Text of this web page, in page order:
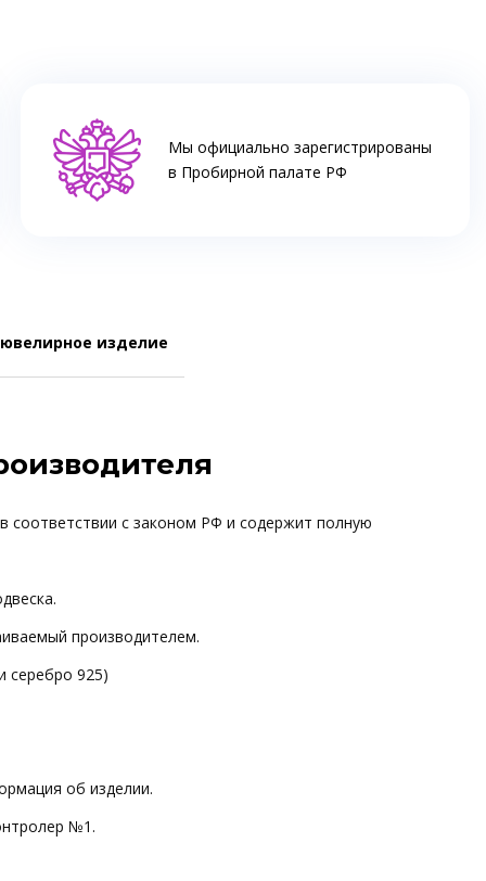
Мы официально зарегистрированы
в Пробирной палате РФ
изделие
соответствии с законом РФ и содержит полную
производителем.
серебро 925)
об изделии.
№1.